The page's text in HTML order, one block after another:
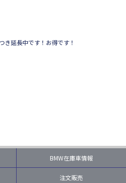
き延長中です！お得です！
BMW在庫車情報
注文販売